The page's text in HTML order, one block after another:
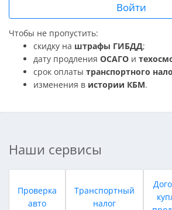
Войти
Чтобы не пропустить:
скидку на штрафы ГИБДД;
дату продления ОСАГО и
срок оплаты транспортного
изменения в истории КБМ.
Наши сервисы
Проверка
авто
Транспортный
налог